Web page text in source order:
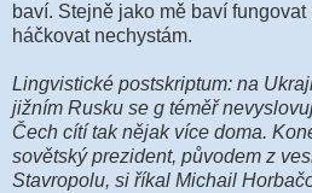
baví. Stejně jako mě baví
háčkovat nechystám.
Lingvistické postskriptum: na
jižním Rusku se g téměř
Čech cítí tak nějak více doma.
sovětský prezident, původem z
Stavropolu, si říkal Michail